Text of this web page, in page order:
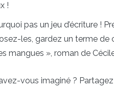
!
pas un jeu d’écriture !
les, gardez un terme de
mangues », roman de
vous imaginé ?